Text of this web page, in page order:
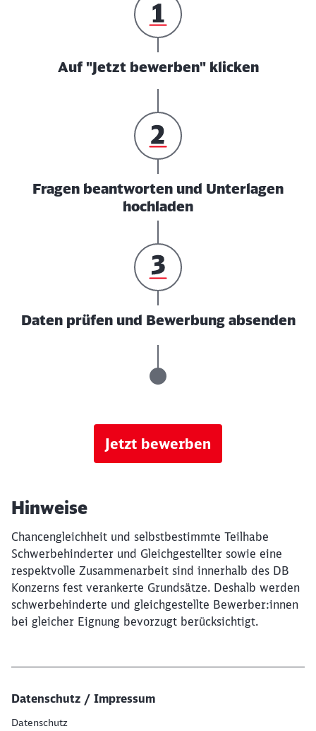
Auf "Jetzt bewerben" klicken
Fragen beantworten und Unterlagen
hochladen
Daten prüfen und Bewerbung absenden
Jetzt bewerben
Hinweise
Chancengleichheit und selbstbestimmte Teilhabe
Schwerbehinderter und Gleichgestellter sowie eine
respektvolle Zusammenarbeit sind innerhalb des DB
Konzerns fest verankerte Grundsätze. Deshalb werden
schwerbehinderte und gleichgestellte Bewerber:innen
bei gleicher Eignung bevorzugt berücksichtigt.
Datenschutz / Impressum
Datenschutz